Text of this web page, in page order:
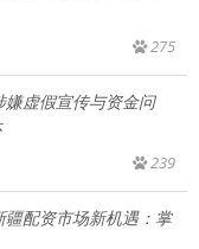
275
虚假宣传与资金问
239
配资市场新机遇：掌